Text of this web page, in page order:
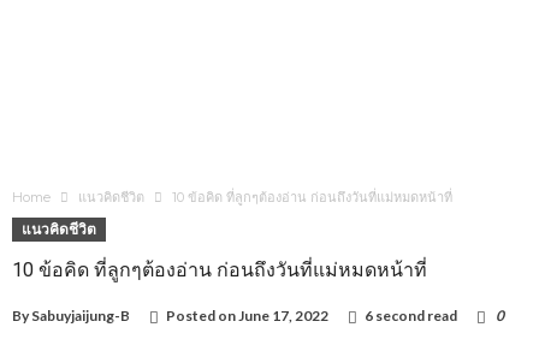
Home แนวคิดชีวิต 10 ข้อคิด ที่ลูกๆต้องอ่าน ก่อนถึงวันที่แม่หมดหน้าที่
แนวคิดชีวิต
10 ข้อคิด ที่ลูกๆต้องอ่าน ก่อนถึงวันที่แม่หมดหน้าที่
By Sabuyjaijung-B Posted onJune 17, 2022 6 second read
0